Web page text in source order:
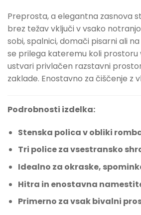
Preprosta, a elegantna zasnova
brez težav vključi v vsako
sobi, spalnici, domači pisarni ali
se prilega kateremu koli prostoru
ustvari privlačen razstavni
zaklade. Enostavno za čiščenje z
Podrobnosti izdelka:
Stenska polica v obliki
Tri police za vsestransko
Idealno za okraske,
Hitra in enostavna
Primerno za vsak bivalni